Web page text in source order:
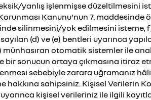
yanlış işlenmişse düzeltilmesini
Kanunu'nun 7. maddesinde
silinmesini/yok edilmesini isteme, f)
(d) ve (e) bentleri uyarınca
münhasıran otomatik sistemler ile
bir sonucun ortaya çıkmasına itiraz
sebebiyle zarara uğramanız
hakkına sahipsiniz. Kişisel Verilerin
uyarınca kişisel verileriniz ile ilgili